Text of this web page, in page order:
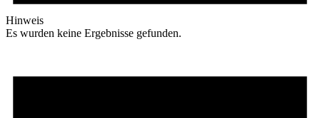
Hinweis
Es wurden keine Ergebnisse gefunden.